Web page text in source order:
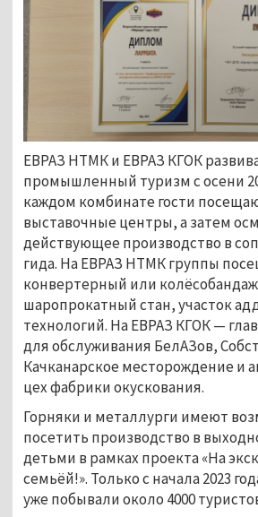
ЕВРАЗ НТМК и ЕВРАЗ КГОК
промышленный туризм с осени
каждом комбинате гости
выставочные центры, а затем
действующее производство в
гида. На ЕВРАЗ НТМК группы
конвертерный или
шаропрокатный стан, участок
технологий. На ЕВРАЗ КГОК —
для обслуживания БелАЗов,
Качканарское месторождение и
цех фабрики окускования.
Горняки и металлурги имеют
посетить производство в
детьми в рамках проекта «На
семьёй!». Только с начала 2023
уже побывали около 4000